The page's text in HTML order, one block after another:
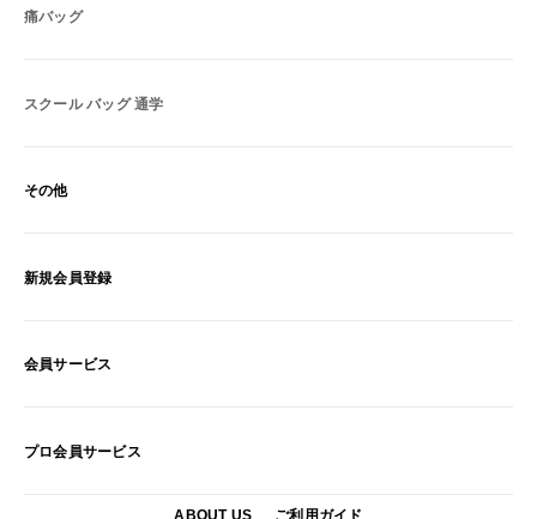
痛バッグ
スクール バッグ 通学
その他
新規会員登録
会員サービス
プロ会員サービス
ABOUT US ご利用ガイド